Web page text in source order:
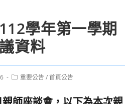
學年第一學期
資料
Post重要公告 / 首頁公告